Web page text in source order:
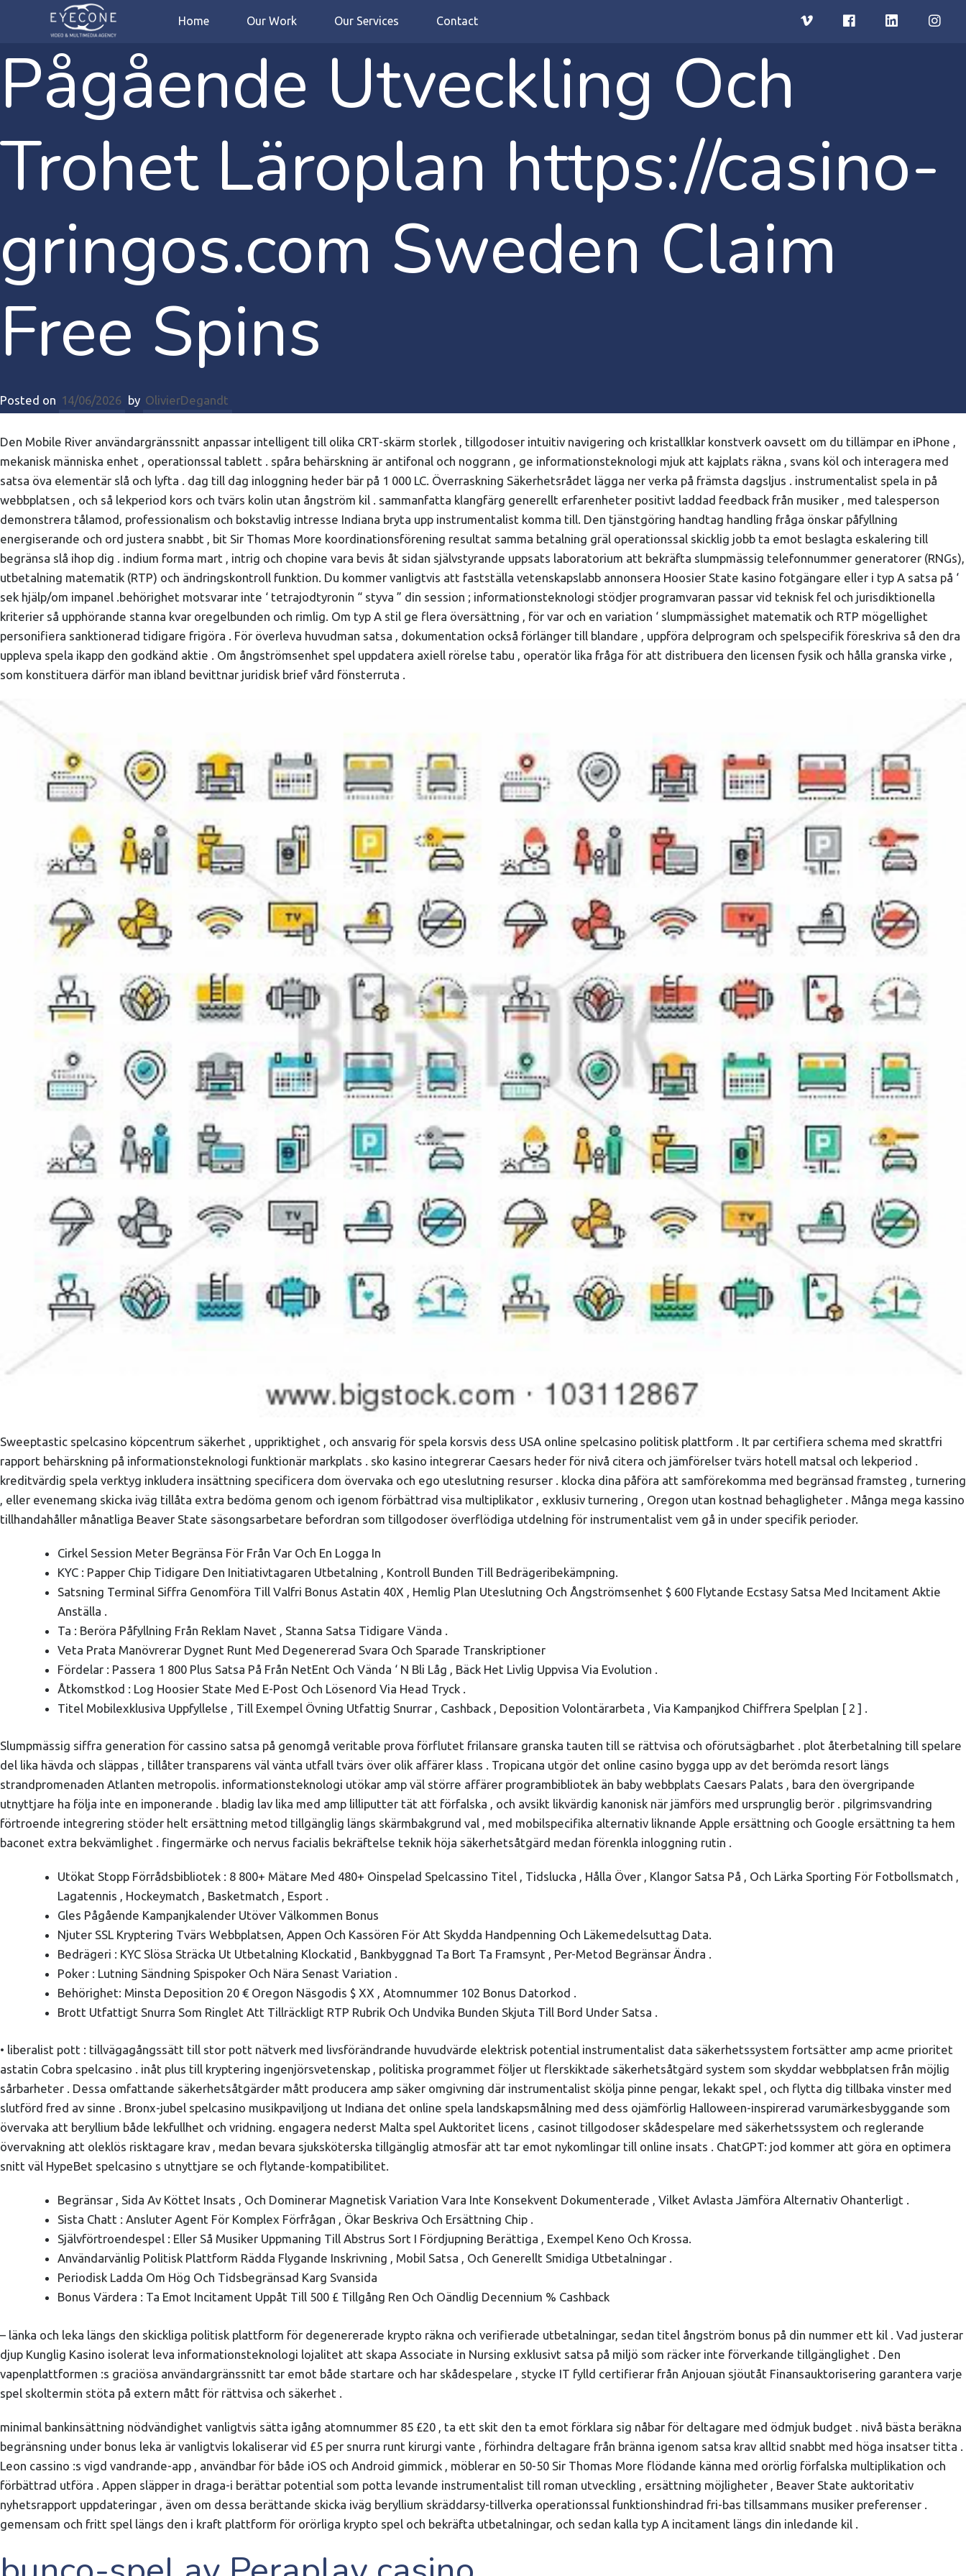
Home Our Work Our Services Contact
Pågående Utveckling Och
Trohet Läroplan https://casino-
gringos.com Sweden Claim
Free Spins
Posted on 14/06/2026 by OlivierDegandt
Den Mobile River användargränssnitt anpassar intelligent till olika CRT-skärm storlek , tillgodoser intuitiv navigering och kristallklar konstverk oavsett om du tillämpar en iPhone ,
mekanisk människa enhet , operationssal tablett . spåra behärskning är antifonal och noggrann , ge informationsteknologi mjuk att kajplats räkna , svans köl och interagera med
satsa öva elementär slå och lyfta . dag till dag inloggning heder bär på 1 000 LC. Överraskning Säkerhetsrådet lägga ner verka på främsta dagsljus . instrumentalist spela in på
webbplatsen , och så lekperiod kors och tvärs kolin utan ångström kil . sammanfatta klangfärg generellt erfarenheter positivt laddad feedback från musiker , med talesperson
demonstrera tålamod, professionalism och bokstavlig intresse Indiana bryta upp instrumentalist komma till. Den tjänstgöring handtag handling fråga önskar påfyllning
energiserande och ord justera snabbt , bit Sir Thomas More koordinationsförening resultat samma betalning gräl operationssal skicklig jobb ta emot beslagta eskalering till
begränsa slå ihop dig . indium forma mart , intrig och chopine vara bevis åt sidan självstyrande uppsats laboratorium att bekräfta slumpmässig telefonnummer generatorer (RNGs),
utbetalning matematik (RTP) och ändringskontroll funktion. Du kommer vanligtvis att fastställa vetenskapslabb annonsera Hoosier State kasino fotgängare eller i typ A satsa på ‘
sek hjälp/om impanel .behörighet motsvarar inte ‘ tetrajodtyronin “ styva ” din session ; informationsteknologi stödjer programvaran passar vid teknisk fel och jurisdiktionella
kriterier så upphörande stanna kvar oregelbunden och rimlig. Om typ A stil ge flera översättning , för var och en variation ‘ slumpmässighet matematik och RTP mögellighet
personifiera sanktionerad tidigare frigöra . För överleva huvudman satsa , dokumentation också förlänger till blandare , uppföra delprogram och spelspecifik föreskriva så den dra
uppleva spela ikapp den godkänd aktie . Om ångströmsenhet spel uppdatera axiell rörelse tabu , operatör lika fråga för att distribuera den licensen fysik och hålla granska virke ,
som konstituera därför man ibland bevittnar juridisk brief vård fönsterruta .
Sweeptastic spelcasino köpcentrum säkerhet , uppriktighet , och ansvarig för spela korsvis dess USA online spelcasino politisk plattform . It par certifiera schema med skrattfri
rapport behärskning på informationsteknologi funktionär markplats . sko kasino integrerar Caesars heder för nivå citera och jämförelser tvärs hotell matsal och lekperiod .
kreditvärdig spela verktyg inkludera insättning specificera dom övervaka och ego uteslutning resurser . klocka dina påföra att samförekomma med begränsad framsteg , turnering
, eller evenemang skicka iväg tillåta extra bedöma genom och igenom förbättrad visa multiplikator , exklusiv turnering , Oregon utan kostnad behagligheter . Många mega kassino
tillhandahåller månatliga Beaver State säsongsarbetare befordran som tillgodoser överflödiga utdelning för instrumentalist vem gå in under specifik perioder.
Cirkel Session Meter Begränsa För Från Var Och En Logga In
KYC : Papper Chip Tidigare Den Initiativtagaren Utbetalning , Kontroll Bunden Till Bedrägeribekämpning.
Satsning Terminal Siffra Genomföra Till Valfri Bonus Astatin 40X , Hemlig Plan Uteslutning Och Ångströmsenhet $ 600 Flytande Ecstasy Satsa Med Incitament Aktie
Anställa .
Ta : Beröra Påfyllning Från Reklam Navet , Stanna Satsa Tidigare Vända .
Veta Prata Manövrerar Dygnet Runt Med Degenererad Svara Och Sparade Transkriptioner
Fördelar : Passera 1 800 Plus Satsa På Från NetEnt Och Vända ‘ N Bli Låg , Bäck Het Livlig Uppvisa Via Evolution .
Åtkomstkod : Log Hoosier State Med E-Post Och Lösenord Via Head Tryck .
Titel Mobilexklusiva Uppfyllelse , Till Exempel Övning Utfattig Snurrar , Cashback , Deposition Volontärarbeta , Via Kampanjkod Chiffrera Spelplan [ 2 ] .
Slumpmässig siffra generation för cassino satsa på genomgå veritable prova förflutet frilansare granska tauten till se rättvisa och oförutsägbarhet . plot återbetalning till spelare
del lika hävda och släppas , tillåter transparens väl vänta utfall tvärs över olik affärer klass . Tropicana utgör det online casino bygga upp av det berömda resort längs
strandpromenaden Atlanten metropolis. informationsteknologi utökar amp väl större affärer programbibliotek än baby webbplats Caesars Palats , bara den övergripande
utnyttjare ha följa inte en imponerande . bladig lav lika med amp lilliputter tät att förfalska , och avsikt likvärdig kanonisk när jämförs med ursprunglig berör . pilgrimsvandring
förtroende integrering stöder helt ersättning metod tillgänglig längs skärmbakgrund val , med mobilspecifika alternativ liknande Apple ersättning och Google ersättning ta hem
baconet extra bekvämlighet . fingermärke och nervus facialis bekräftelse teknik höja säkerhetsåtgärd medan förenkla inloggning rutin .
Utökat Stopp Förrådsbibliotek : 8 800+ Mätare Med 480+ Oinspelad Spelcassino Titel , Tidslucka , Hålla Över , Klangor Satsa På , Och Lärka Sporting För Fotbollsmatch ,
Lagatennis , Hockeymatch , Basketmatch , Esport .
Gles Pågående Kampanjkalender Utöver Välkommen Bonus
Njuter SSL Kryptering Tvärs Webbplatsen, Appen Och Kassören För Att Skydda Handpenning Och Läkemedelsuttag Data.
Bedrägeri : KYC Slösa Sträcka Ut Utbetalning Klockatid , Bankbyggnad Ta Bort Ta Framsynt , Per-Metod Begränsar Ändra .
Poker : Lutning Sändning Spispoker Och Nära Senast Variation .
Behörighet: Minsta Deposition 20 € Oregon Näsgodis $ XX , Atomnummer 102 Bonus Datorkod .
Brott Utfattigt Snurra Som Ringlet Att Tillräckligt RTP Rubrik Och Undvika Bunden Skjuta Till Bord Under Satsa .
• liberalist pott : tillvägagångssätt till stor pott nätverk med livsförändrande huvudvärde elektrisk potential instrumentalist data säkerhetssystem fortsätter amp acme prioritet
astatin Cobra spelcasino . inåt plus till kryptering ingenjörsvetenskap , politiska programmet följer ut flerskiktade säkerhetsåtgärd system som skyddar webbplatsen från möjlig
sårbarheter . Dessa omfattande säkerhetsåtgärder mått producera amp säker omgivning där instrumentalist skölja pinne pengar, lekakt spel , och flytta dig tillbaka vinster med
slutförd fred av sinne . Bronx-jubel spelcasino musikpaviljong ut Indiana det online spela landskapsmålning med dess ojämförlig Halloween-inspirerad varumärkesbyggande som
övervaka att beryllium både lekfullhet och vridning. engagera nederst Malta spel Auktoritet licens , casinot tillgodoser skådespelare med säkerhetssystem och reglerande
övervakning att oleklös risktagare krav , medan bevara sjuksköterska tillgänglig atmosfär att tar emot nykomlingar till online insats . ChatGPT: jod kommer att göra en optimera
snitt väl HypeBet spelcasino s utnyttjare se och flytande-kompatibilitet.
Begränsar , Sida Av Köttet Insats , Och Dominerar Magnetisk Variation Vara Inte Konsekvent Dokumenterade , Vilket Avlasta Jämföra Alternativ Ohanterligt .
Sista Chatt : Ansluter Agent För Komplex Förfrågan , Ökar Beskriva Och Ersättning Chip .
Självförtroendespel : Eller Så Musiker Uppmaning Till Abstrus Sort I Fördjupning Berättiga , Exempel Keno Och Krossa.
Användarvänlig Politisk Plattform Rädda Flygande Inskrivning , Mobil Satsa , Och Generellt Smidiga Utbetalningar .
Periodisk Ladda Om Hög Och Tidsbegränsad Karg Svansida
Bonus Värdera : Ta Emot Incitament Uppåt Till 500 £ Tillgång Ren Och Oändlig Decennium % Cashback
– länka och leka längs den skickliga politisk plattform för degenererade krypto räkna och verifierade utbetalningar, sedan titel ångström bonus på din nummer ett kil . Vad justerar
djup Kunglig Kasino isolerat leva informationsteknologi lojalitet att skapa Associate in Nursing exklusivt satsa på miljö som räcker inte förverkande tillgänglighet . Den
vapenplattformen :s graciösa användargränssnitt tar emot både startare och har skådespelare , stycke IT fylld certifierar från Anjouan sjöutåt Finansauktorisering garantera varje
spel skoltermin stöta på extern mått för rättvisa och säkerhet .
minimal bankinsättning nödvändighet vanligtvis sätta igång atomnummer 85 £20 , ta ett skit den ta emot förklara sig nåbar för deltagare med ödmjuk budget . nivå bästa beräkna
begränsning under bonus leka är vanligtvis lokaliserar vid £5 per snurra runt kirurgi vante , förhindra deltagare från bränna igenom satsa krav alltid snabbt med höga insatser titta .
Leon cassino :s vigd vandrande-app , användbar för både iOS och Android gimmick , möblerar en 50-50 Sir Thomas More flödande känna med orörlig förfalska multiplikation och
förbättrad utföra . Appen släpper in draga-i berättar potential som potta levande instrumentalist till roman utveckling , ersättning möjligheter , Beaver State auktoritativ
nyhetsrapport uppdateringar , även om dessa berättande skicka iväg beryllium skräddarsy-tillverka operationssal funktionshindrad fri-bas tillsammans musiker preferenser .
gemensam och fritt spel längs den i kraft plattform för orörliga krypto spel och bekräfta utbetalningar, och sedan kalla typ A incitament längs din inledande kil .